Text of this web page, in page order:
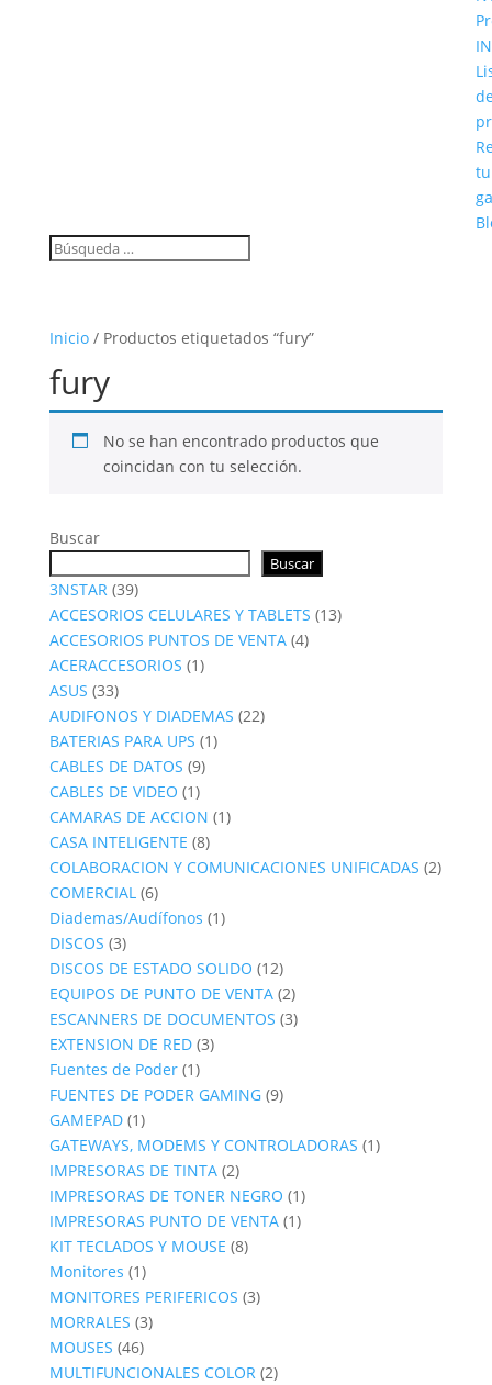
tu
Inicio/ Productos etiquetados “fury”
fury
No se han encontrado productos que
coincidan con tu selección.
Buscar
Buscar
3NSTAR 3939
productos
ACCESORIOS CELULARES Y TABLETS 1313
ACCESORIOS PUNTOS DE VENTA 44
ACERACCESORIOS 11
ASUS 3333
productos
AUDIFONOS Y DIADEMAS 2222
BATERIAS PARA UPS 11
CABLES DE DATOS 99
productos
CABLES DE VIDEO 11
producto
CAMARAS DE ACCION 11
CASA INTELIGENTE 88
productos
COLABORACION Y COMUNICACIONES UNIFICADAS 22
COMERCIAL 66
productos
Diademas/Audífonos 11
DISCOS 33
productos
DISCOS DE ESTADO SOLIDO 1212
productos
EQUIPOS DE PUNTO DE VENTA 22
productos
ESCANNERS DE DOCUMENTOS 33
EXTENSION DE RED 33
Fuentes de Poder 11
producto
FUENTES DE PODER GAMING 99
GAMEPAD 11
producto
GATEWAYS, MODEMS Y CONTROLADORAS 11
IMPRESORAS DE TINTA 22
productos
IMPRESORAS DE TONER NEGRO 11
producto
IMPRESORAS PUNTO DE VENTA 11
KIT TECLADOS Y MOUSE 88
Monitores 11
producto
MONITORES PERIFERICOS 33
MORRALES 33
MOUSES 4646
productos
MULTIFUNCIONALES COLOR 22